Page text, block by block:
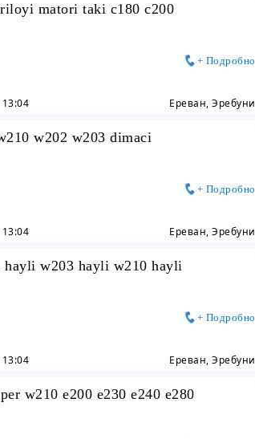
matori taki c180 c200
+ Подробно
Ереван, Эребуни
w202 w203 dimaci
+ Подробно
Ереван, Эребуни
hayli w203 hayli w210 hayli
+ Подробно
Ереван, Эребуни
w210 e200 e230 e240 e280